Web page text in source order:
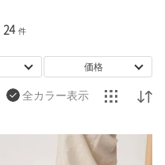
24 件
価格
全カラー表示